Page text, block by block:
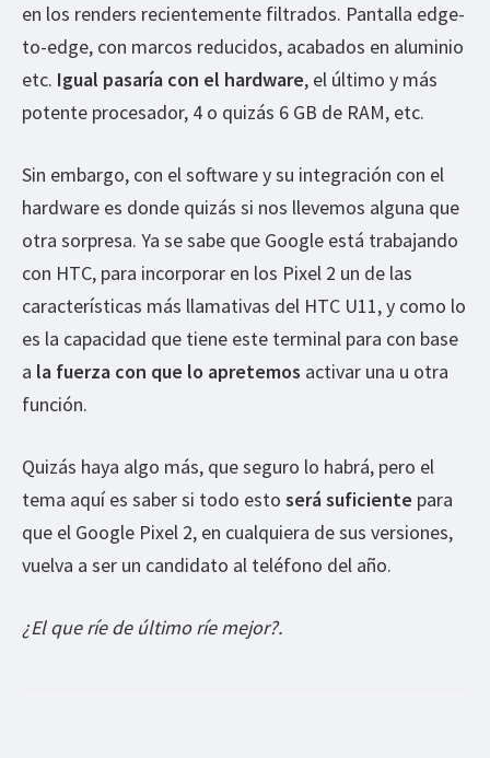
en los renders recientemente filtrados. Pantalla edge-
to-edge, con marcos reducidos, acabados en aluminio
etc. Igual pasaría con el hardware, el último y más
potente procesador, 4 o quizás 6 GB de RAM, etc.
Sin embargo, con el software y su integración con el
hardware es donde quizás si nos llevemos alguna que
otra sorpresa. Ya se sabe que Google está trabajando
con HTC, para incorporar en los Pixel 2 un de las
características más llamativas del HTC U11, y como lo
es la capacidad que tiene este terminal para con base
a la fuerza con que lo apretemos activar una u otra
función.
Quizás haya algo más, que seguro lo habrá, pero el
tema aquí es saber si todo esto será suficiente para
que el Google Pixel 2, en cualquiera de sus versiones,
vuelva a ser un candidato al teléfono del año.
¿El que ríe de último ríe mejor?.